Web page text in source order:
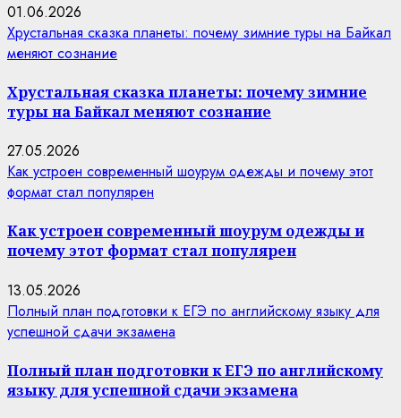
01.06.2026
Хрустальная сказка планеты: почему зимние туры на Байкал
меняют сознание
Хрустальная сказка планеты: почему зимние
туры на Байкал меняют сознание
27.05.2026
Как устроен современный шоурум одежды и почему этот
формат стал популярен
Как устроен современный шоурум одежды и
почему этот формат стал популярен
13.05.2026
Полный план подготовки к ЕГЭ по английскому языку для
успешной сдачи экзамена
Полный план подготовки к ЕГЭ по английскому
языку для успешной сдачи экзамена